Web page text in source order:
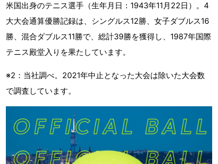
米国出身のテニス選手（生年月日：1943年11月22日）。4
大大会通算優勝記録は、シングルス12勝、女子ダブルス16
勝、混合ダブルス11勝で、総計39勝を獲得し、1987年国際
テニス殿堂入りを果たしています。
※2：当社調べ。2021年中止となった大会は除いた大会数
で調査しています。